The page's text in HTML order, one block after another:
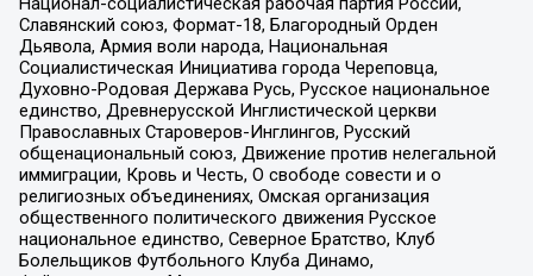
Славянский союз, Формат-18, Благородный Орден
Дьявола, Армия воли народа, Национальная
Социалистическая Инициатива города Череповца,
Духовно-Родовая Держава Русь, Русское национальное
единство, Древнерусской Инглистической церкви
Православных Староверов-Инглингов, Русский
общенациональный союз, Движение против нелегальной
иммиграции, Кровь и Честь, О свободе совести и о
религиозных объединениях, Омская организация
общественного политического движения Русское
национальное единство, Северное Братство, Клуб
Болельщиков Футбольного Клуба Динамо,